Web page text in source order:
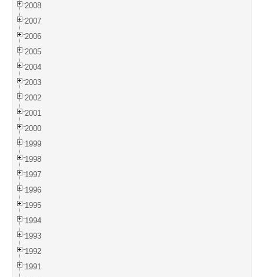
2008
2007
2006
2005
2004
2003
2002
2001
2000
1999
1998
1997
1996
1995
1994
1993
1992
1991